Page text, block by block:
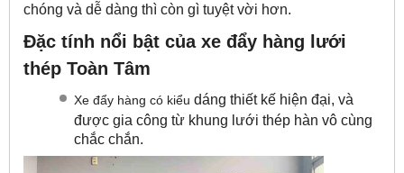
chóng và dễ dàng thì còn gì tuyệt vời hơn.
Đặc tính nổi bật của xe đẩy hàng lưới
thép Toàn Tâm
Xe đẩy hàng có kiểu dáng thiết kế hiện đại, và
được gia công từ khung lưới thép hàn vô cùng
chắc chắn.